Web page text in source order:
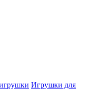
Игрушки для